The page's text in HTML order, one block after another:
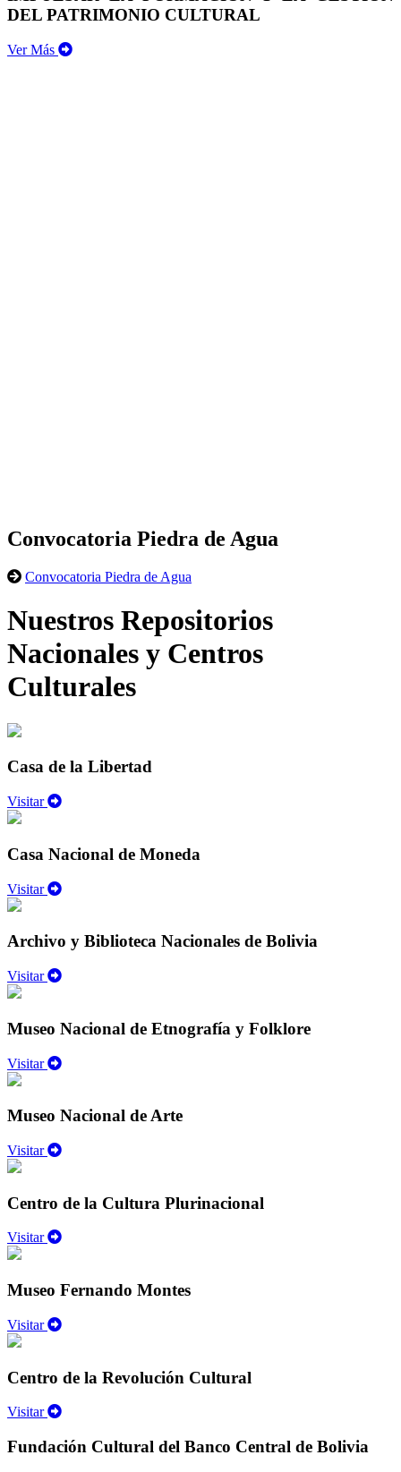
DEL PATRIMONIO CULTURAL
Ver Más
Convocatoria Piedra de Agua
Convocatoria Piedra de Agua
Nuestros Repositorios
Nacionales y Centros
Culturales
Casa de la Libertad
Visitar
Casa Nacional de Moneda
Visitar
Archivo y Biblioteca Nacionales de Bolivia
Visitar
Museo Nacional de Etnografía y Folklore
Visitar
Museo Nacional de Arte
Visitar
Centro de la Cultura Plurinacional
Visitar
Museo Fernando Montes
Visitar
Centro de la Revolución Cultural
Visitar
Fundación Cultural del Banco Central de Bolivia